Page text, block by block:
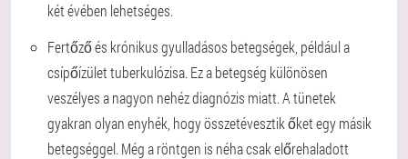
két évében lehetséges.
Fertőző és krónikus gyulladásos betegségek, például a
csípőízület tuberkulózisa. Ez a betegség különösen
veszélyes a nagyon nehéz diagnózis miatt. A tünetek
gyakran olyan enyhék, hogy összetévesztik őket egy másik
betegséggel. Még a röntgen is néha csak előrehaladott